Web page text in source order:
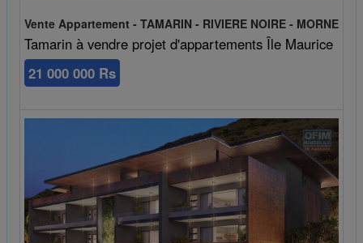
Vente Appartement - TAMARIN - RIVIERE NOIRE - MORNE
Tamarin à vendre projet d'appartements Île Maurice
21 000 000 Rs